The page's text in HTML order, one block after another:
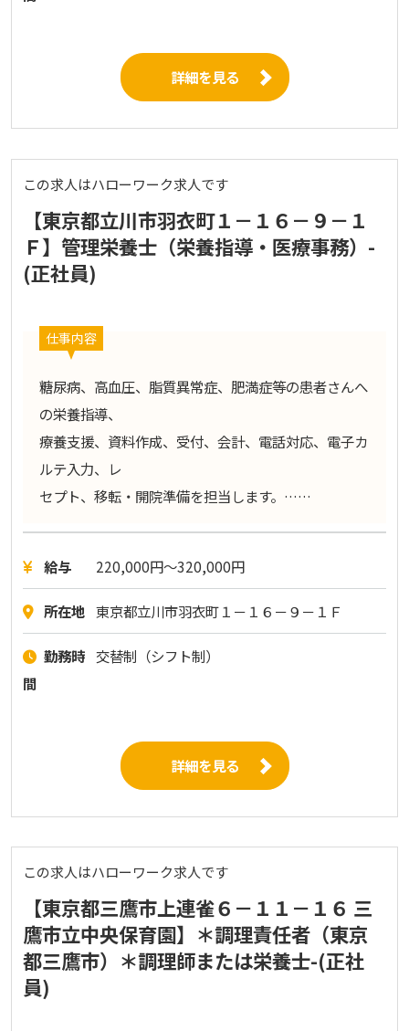
詳細を見る
この求人はハローワーク求人です
【東京都立川市羽衣町１－１６－９－１
Ｆ】管理栄養士（栄養指導・医療事務）-
(正社員)
仕事内容
糖尿病、高血圧、脂質異常症、肥満症等の患者さんへ
の栄養指導、
療養支援、資料作成、受付、会計、電話対応、電子カ
ルテ入力、レ
セプト、移転・開院準備を担当します。……
給与 220,000円〜320,000円
所在地 東京都立川市羽衣町１－１６－９－１Ｆ
勤務時
間
交替制（シフト制）
詳細を見る
この求人はハローワーク求人です
【東京都三鷹市上連雀６－１１－１６ 三
鷹市立中央保育園】＊調理責任者（東京
都三鷹市）＊調理師または栄養士-(正社
員)